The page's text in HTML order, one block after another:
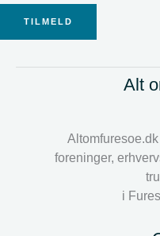
TILMELD
Alt
foreninger,
i